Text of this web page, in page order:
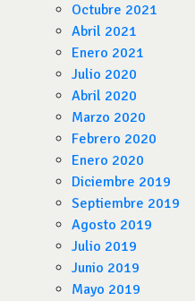
Octubre 2021
Abril 2021
Enero 2021
Julio 2020
Abril 2020
Marzo 2020
Febrero 2020
Enero 2020
Diciembre 2019
Septiembre 2019
Agosto 2019
Julio 2019
Junio 2019
Mayo 2019